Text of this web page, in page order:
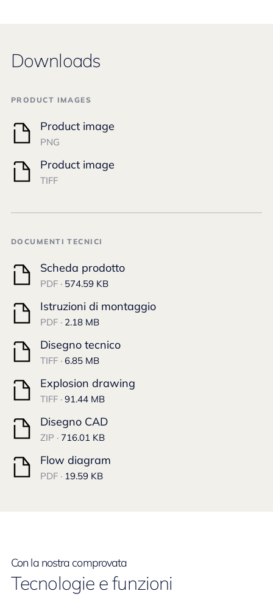
Downloads
PRODUCT IMAGES
Product image
PNG
Product image
TIFF
DOCUMENTI TECNICI
Scheda prodotto
PDF · 574.59 KB
Istruzioni di montaggio
PDF · 2.18 MB
Disegno tecnico
TIFF · 6.85 MB
Explosion drawing
TIFF · 91.44 MB
Disegno CAD
ZIP · 716.01 KB
Flow diagram
PDF · 19.59 KB
Con la nostra comprovata
Tecnologie e funzioni